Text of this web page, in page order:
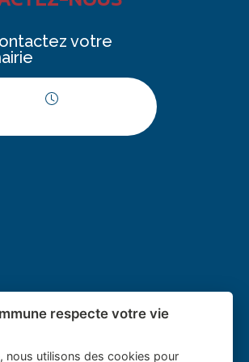
votre
respecte votre vie
nous utilisons des cookies pour